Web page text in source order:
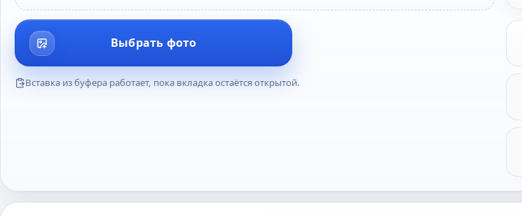
Выбрать фото
Вставка из буфера работает, пока вкладка остаётся открытой.